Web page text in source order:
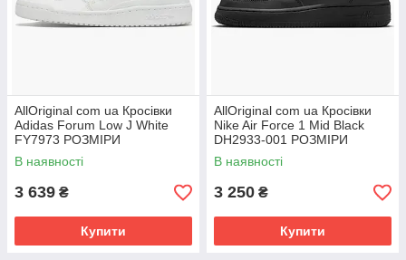
AllOriginal com ua Кросівки
Adidas Forum Low J White
FY7973 РОЗМІРИ
ЗАПИТУЙТЕ
В наявності
3 639 ₴
Купити
AllOriginal com ua Кросівки
Nike Air Force 1 Mid Black
DH2933-001 РОЗМІРИ
ЗАПИТУЙТЕ
В наявності
3 250 ₴
Купити